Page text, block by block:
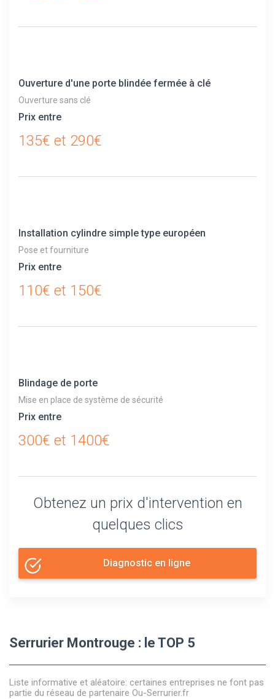
Ouverture d'une porte blindée fermée à clé
Ouverture sans clé
Prix entre
135€ et 290€
Installation cylindre simple type européen
Pose et fourniture
Prix entre
110€ et 150€
Blindage de porte
Mise en place de système de sécurité
Prix entre
300€ et 1400€
Obtenez un prix d'intervention en
quelques clics
Diagnostic en ligne
Serrurier Montrouge : le TOP 5
Liste informative et aléatoire: certaines entreprises ne font pas
partie du réseau de partenaire Ou-Serrurier.fr